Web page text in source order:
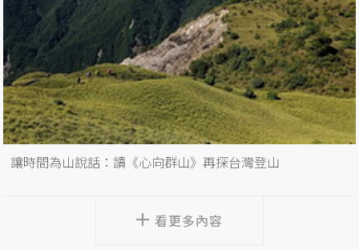
讓時間為山說話：讀《心向群山》再探台灣登山
看更多內容